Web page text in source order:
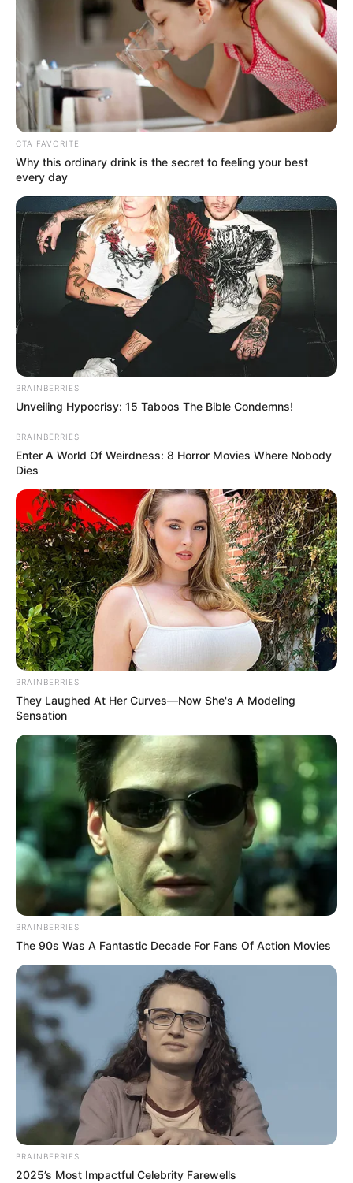
dentro da sua casa, então vem com a gente
como fazer um terrário passo a passo.
Veja também:
Enfeite de Jardim Com Pneus – Ideia Linda e
Criativa
10 Ideias Incríveis Para Montar um Jardim Dentro
de Casa
Materiais Necessários
Recipiente de vidro (jarra, vidro de conserva
ou vidro redondo)
Brita, cascalho ou pedriscos
Areia
Terra vegetal
Miniaturas para enfeitar
Plantas (suculentas, cactos, planta jade,
bromélias e orquídeas de pequeno porte)
Passo a Passo
CTA FAVORITE
Why this ordinary drink is the secret to feeling your best
every day
BRAINBERRIES
Unveiling Hypocrisy: 15 Taboos The Bible Condemns!
BRAINBERRIES
Enter A World Of Weirdness: 8 Horror Movies Where Nobody
Dies
BRAINBERRIES
They Laughed At Her Curves—Now She's A Modeling
Sensation
BRAINBERRIES
The 90s Was A Fantastic Decade For Fans Of Action Movies
BRAINBERRIES
2025’s Most Impactful Celebrity Farewells